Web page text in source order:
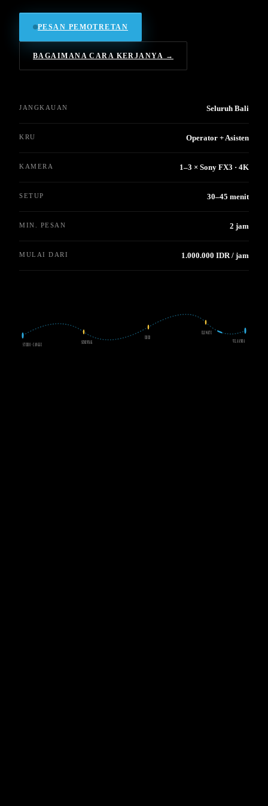
PESAN PEMOTRETAN
BAGAIMANA CARA KERJANYA →
JANGKAUAN Seluruh Bali
KRU Operator + Asisten
KAMERA 1–3 × Sony FX3 · 4K
SETUP 30–45 menit
MIN. PESAN 2 jam
MULAI DARI 1.000.000 IDR / jam
STUDIO · CANGGU SEMINYAK
UBUD
ULUWATU
VILA ANDA